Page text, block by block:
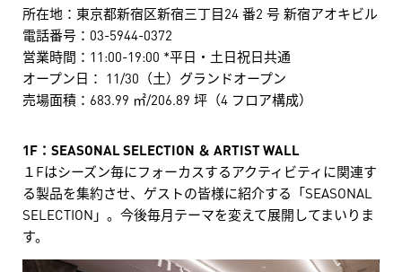
所在地：東京都新宿区新宿三丁目24 番2 号 新宿アオキビル
電話番号：03-5944-0372
営業時間：11:00-19:00 *平日・土日祝日共通
オープン日： 11/30（土）グランドオープン
売場面積：683.99 ㎡/206.89 坪（4 フロア構成）
1F：SEASONAL SELECTION ＆ ARTIST WALL
１Fはシーズン毎にフォーカスするアクティビティに関連す
る製品を集約させ、ゲストの皆様に紹介する「SEASONAL
SELECTION」。今後毎月テーマを変えて展開してまいりま
す。